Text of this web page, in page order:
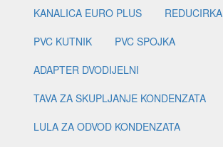
KANALICA EURO PLUS
REDUCIRKA
PVC KUTNIK
PVC SPOJKA
ADAPTER DVODIJELNI
TAVA ZA SKUPLJANJE KONDENZATA
LULA ZA ODVOD KONDENZATA